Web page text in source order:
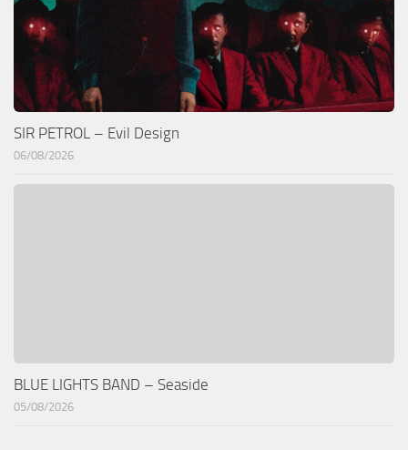
SIR PETROL – Evil Design
06/08/2026
BLUE LIGHTS BAND – Seaside
05/08/2026